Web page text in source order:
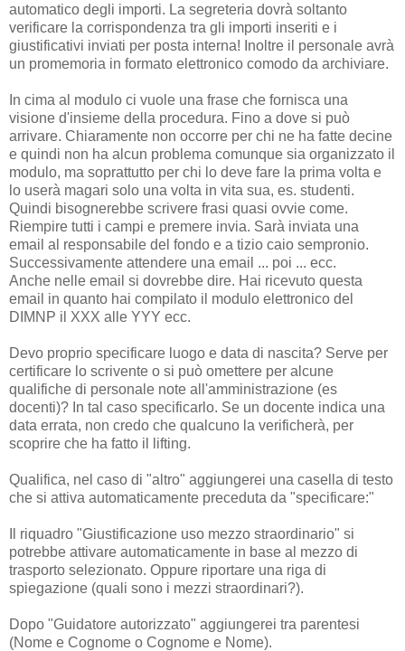
automatico degli importi. La segreteria dovrà soltanto
verificare la corrispondenza tra gli importi inseriti e i
giustificativi inviati per posta interna! Inoltre il personale avrà
un promemoria in formato elettronico comodo da archiviare.
In cima al modulo ci vuole una frase che fornisca una
visione d'insieme della procedura. Fino a dove si può
arrivare. Chiaramente non occorre per chi ne ha fatte decine
e quindi non ha alcun problema comunque sia organizzato il
modulo, ma soprattutto per chi lo deve fare la prima volta e
lo userà magari solo una volta in vita sua, es. studenti.
Quindi bisognerebbe scrivere frasi quasi ovvie come.
Riempire tutti i campi e premere invia. Sarà inviata una
email al responsabile del fondo e a tizio caio sempronio.
Successivamente attendere una email ... poi ... ecc.
Anche nelle email si dovrebbe dire. Hai ricevuto questa
email in quanto hai compilato il modulo elettronico del
DIMNP il XXX alle YYY ecc.
Devo proprio specificare luogo e data di nascita? Serve per
certificare lo scrivente o si può omettere per alcune
qualifiche di personale note all'amministrazione (es
docenti)? In tal caso specificarlo. Se un docente indica una
data errata, non credo che qualcuno la verificherà, per
scoprire che ha fatto il lifting.
Qualifica, nel caso di "altro" aggiungerei una casella di testo
che si attiva automaticamente preceduta da "specificare:"
Il riquadro "Giustificazione uso mezzo straordinario" si
potrebbe attivare automaticamente in base al mezzo di
trasporto selezionato. Oppure riportare una riga di
spiegazione (quali sono i mezzi straordinari?).
Dopo "Guidatore autorizzato" aggiungerei tra parentesi
(Nome e Cognome o Cognome e Nome).